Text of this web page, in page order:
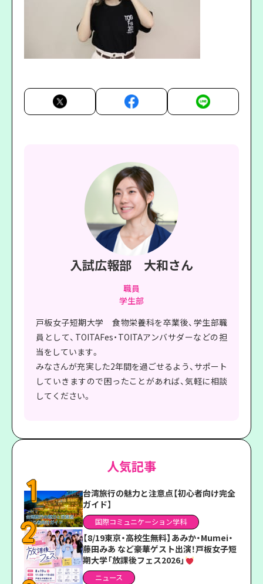
入試広報部 大和さん
職員
学生部
戸板女子短期大学 食物栄養科を卒業後、学生部職
員として、TOITAFes・TOITAアンバサダーなどの担
当をしています。
みなさんが充実した2年間を過ごせるよう、サポート
していきますので困ったことがあれば、気軽に相談
してください。
人気記事
台湾旅行の魅力と注意点【初心者向け完全
ガイド】
国際コミュニケーション学科
【8/19東京・高校生無料】あみか・Mumei・
藤田みあ など豪華ゲスト出演！戸板女子短
期大学「放課後フェス2026」
ニュース